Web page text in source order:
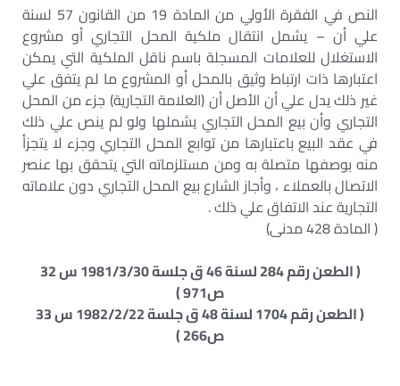
النص في الفقرة الأولي من المادة 19 من القانون 57 لسنة
علي أن – يشمل انتقال ملكية المحل التجاري أو مشروع
الاستغلال للعلامات المسجلة باسم ناقل الملكية التي يمكن
اعتبارها ذات ارتباط وثيق بالمحل أو المشروع ما لم يتفق علي
غير ذلك يدل علي أن الأصل أن (العلامة التجارية) جزء من المحل
التجاري وأن بيع المحل التجاري يشملها ولو لم ينص علي ذلك
في عقد البيع باعتبارها من توابع المحل التجاري وجزء لا يتجزأ
منه بوصفها متصلة به ومن مستلزماته التي يتحقق بها عنصر
الاتصال بالعملاء ، وأجاز الشارع بيع المحل التجاري دون علاماته
التجارية عند الاتفاق علي ذلك .
( المادة 428 مدنى)
( الطعن رقم 284 لسنة 46 ق جلسة 1981/3/30 س 32
ص971 )
( الطعن رقم 1704 لسنة 48 ق جلسة 1982/2/22 س 33
ص266 )